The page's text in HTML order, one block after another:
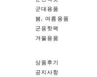
군대용품
봄, 여름용품
군용핫팩
겨울용품
상품후기
공지사항